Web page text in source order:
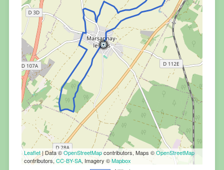
Leaflet| Data ©OpenStreetMapcontributors, Maps ©OpenStreetMap
contributors, CC-BY-SA, Imagery ©Mapbox